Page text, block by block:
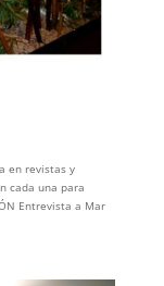
en revistas y
cada una para
Entrevista a Mar